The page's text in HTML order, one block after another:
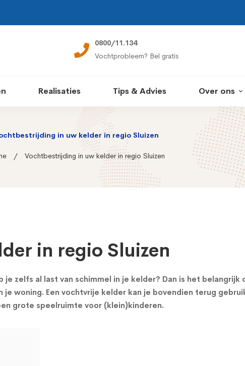
0800/11.134
Vochtprobleem? Bel gratis
Realisaties Tips & Advies Over ons
in uw kelder in regio Sluizen
Vochtbestrijding in uw kelder in regio Sluizen
in regio Sluizen
zelfs al last van schimmel in je kelder? Dan is het belangrijk
woning. Een vochtvrije kelder kan je bovendien terug
grote speelruimte voor (klein)kinderen.